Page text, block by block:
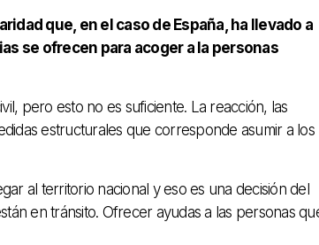
que, en el caso de España, ha llevado a
se ofrecen para acoger a la personas
pero esto no es suficiente. La reacción, las
estructurales que corresponde asumir a los
al territorio nacional y eso es una decisión del
en tránsito. Ofrecer ayudas a las personas